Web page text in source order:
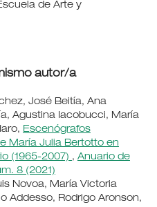
de Arte y
autor/a
José Beitía, Ana
Agustina Iacobucci, María
Escenógrafos
María Julia Bertotto en
(1965-2007) , Anuario de
8 (2021)
Novoa, María Victoria
Addesso, Rodrigo Aronson,